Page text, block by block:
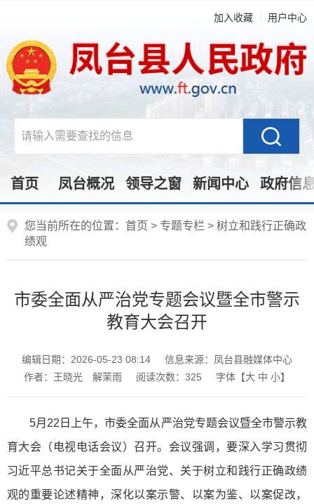
加入收藏 用户中心
首页 凤台概况 领导之窗 新闻中心 政府信
您当前所在的位置： 首页 > 专题专栏 > 树立和践行正确政
绩观
市委全面从严治党专题会议暨全市警示
教育大会召开
编辑日期：2026-05-23 08:14
信息来源：凤台县融媒体中心
作者：王晓光 解茉雨
阅读次数： 325 字体【大 中 小】
5月22日上午，市委全面从严治党专题会议暨全市警示教
育大会（电视电话会议）召开。会议强调，要深入学习贯彻
习近平总书记关于全面从严治党、关于树立和践行正确政绩
观的重要论述精神，深化以案示警、以案为鉴、以案促改，